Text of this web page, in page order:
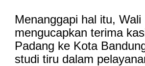
Menanggapi hal itu,
mengucapkan terima
Padang ke Kota
studi tiru dalam